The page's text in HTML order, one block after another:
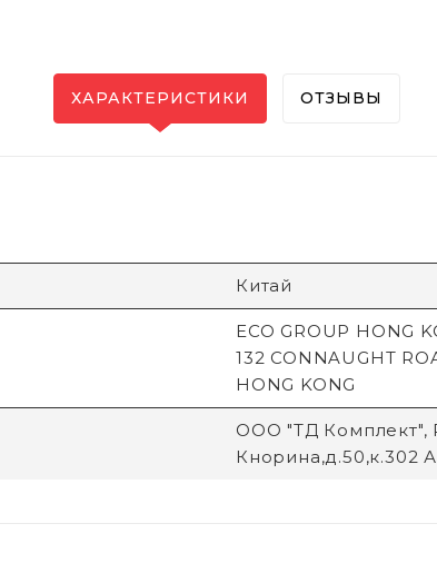
ХАРАКТЕРИСТИКИ ОТЗЫВЫ
Китай
ECO GROUP HONG
132 CONNAUGHT
HONG KONG
ООО "ТД Комплект",
Кнорина,д.50,к.302 А